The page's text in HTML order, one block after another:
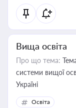
Вища освіта
Про що тема:
системи вищої
Україні
Освіта